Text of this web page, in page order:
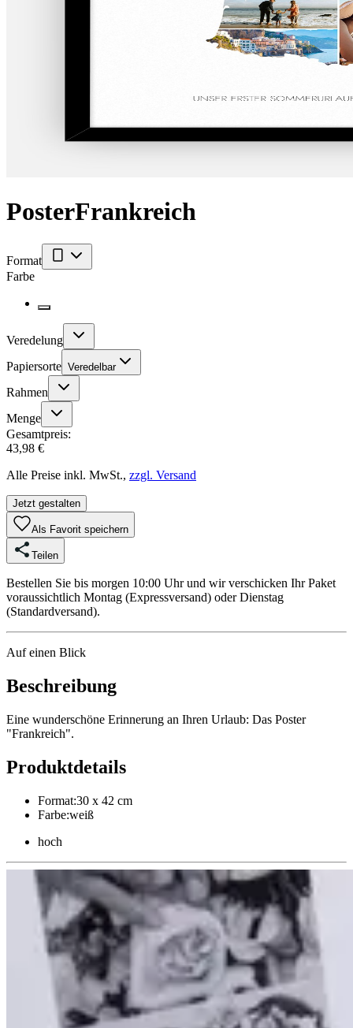
PosterFrankreich
Format
Farbe
Veredelung
Papiersorte Veredelbar
Rahmen
Menge
Gesamtpreis:
43,98 €
Alle Preise inkl. MwSt., zzgl. Versand
Jetzt gestalten
Als Favorit speichern
Teilen
Bestellen Sie bis morgen 10:00 Uhr und wir verschicken Ihr Paket
voraussichtlich Montag (Expressversand) oder Dienstag
(Standardversand).
Auf einen Blick
Beschreibung
Eine wunderschöne Erinnerung an Ihren Urlaub: Das Poster
"Frankreich".
Produktdetails
Format:30 x 42 cm
Farbe:weiß
hoch